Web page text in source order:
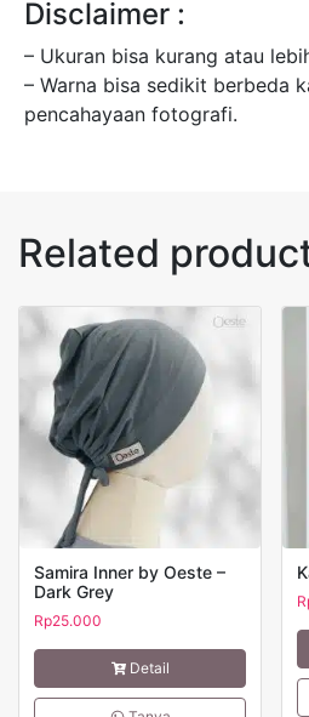
Disclaimer :
– Ukuran bisa kurang atau
– Warna bisa sedikit berbeda
pencahayaan fotografi.
Related
Samira Inner by Oeste –
Dark Grey
Rp25.000
Detail